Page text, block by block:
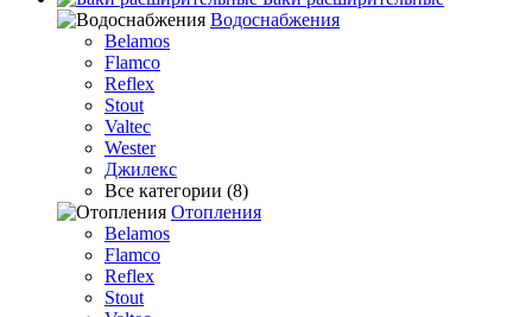
Водоснабжения
Belamos
Flamco
Reflex
Stout
Valtec
Wester
Джилекс
Все категории (8)
Отопления
Belamos
Flamco
Reflex
Stout